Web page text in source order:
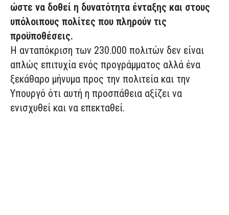
ώστε να δοθεί η δυνατότητα ένταξης και στους
υπόλοιπους πολίτες που πληρούν τις
προϋποθέσεις.
Η ανταπόκριση των 230.000 πολιτών δεν είναι
απλώς επιτυχία ενός προγράμματος αλλά ένα
ξεκάθαρο μήνυμα προς την πολιτεία και την
Υπουργό ότι αυτή η προσπάθεια αξίζει να
ενισχυθεί και να επεκταθεί.